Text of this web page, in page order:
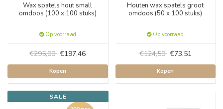
Wax spatels hout small
omdoos (100 x 100 stuks)
Op voorraad
€295,00 €197,46
Kopen
Houten wax spatels groot
omdoos (50 x 100 stuks)
Op voorraad
€124,50 €73,51
Kopen
SALE